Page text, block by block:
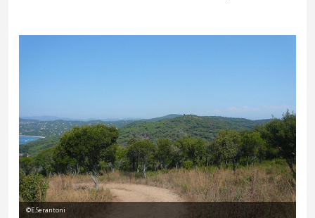
©E.Serantoni